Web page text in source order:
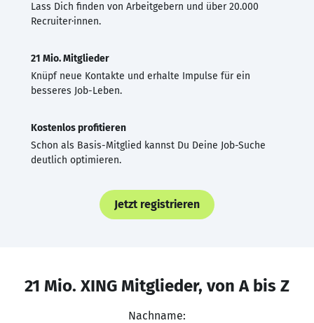
Lass Dich finden von Arbeitgebern und über 20.000
Recruiter·innen.
21 Mio. Mitglieder
Knüpf neue Kontakte und erhalte Impulse für ein
besseres Job-Leben.
Kostenlos profitieren
Schon als Basis-Mitglied kannst Du Deine Job-Suche
deutlich optimieren.
Jetzt registrieren
21 Mio. XING Mitglieder, von A bis Z
Nachname: